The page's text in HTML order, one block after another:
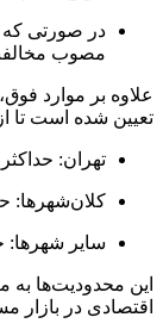
در صورتی که
مصوب
علاوه بر موارد
تعیین شده است تا
تهران: حداکثر ۲۵ درصد
کلان‌شهرها: حداکثر
سایر شهرها:
این محدودیت‌ها
اقتصادی در